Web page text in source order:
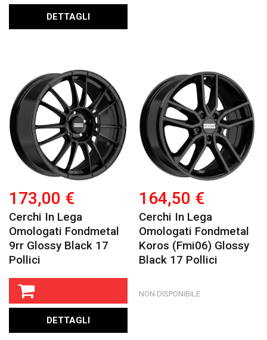
DETTAGLI
173,00 €
Cerchi In Lega
Omologati Fondmetal
9rr Glossy Black 17
Pollici
DETTAGLI
164,50 €
Cerchi In Lega
Omologati Fondmetal
Koros (fmi06) Glossy
Black 17 Pollici
NON DISPONIBILE